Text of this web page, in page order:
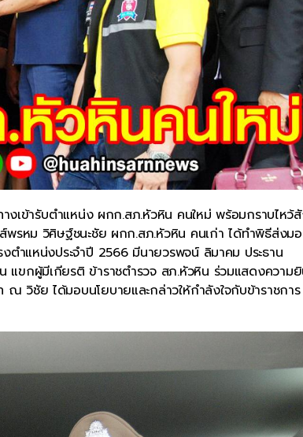
เข้ารับตำแหน่ง ผกก.สภ.หัวหิน คนใหม่ พร้อมกราบไหว้
พรหม วิศิษฐ์ชนะชัย ผกก.สภ.หัวหิน คนเก่า ได้ทำพิธีส่งม
ตำแหน่งประจำปี 2566 มีนายวรพจน์ ลิมาคม ประธาน
แขกผู้มีเกียรติ ข้าราชตำรวจ สภ.หัวหิน ร่วมแสดงความ
วิชัย ได้มอบนโยบายและกล่าวให้กำลังใจกับข้าราชการ